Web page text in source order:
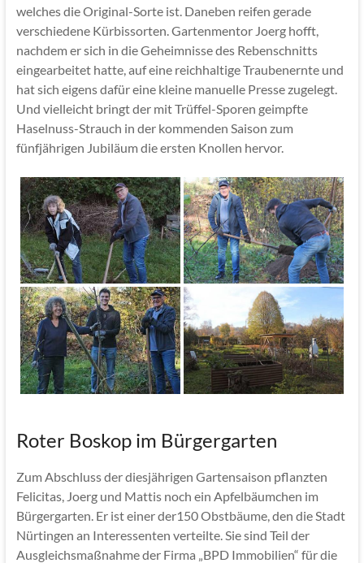
welches die Original-Sorte ist. Daneben reifen gerade
verschiedene Kürbissorten. Gartenmentor Joerg hofft,
nachdem er sich in die Geheimnisse des Rebenschnitts
eingearbeitet hatte, auf eine reichhaltige Traubenernte und
hat sich eigens dafür eine kleine manuelle Presse zugelegt.
Und vielleicht bringt der mit Trüffel-Sporen geimpfte
Haselnuss-Strauch in der kommenden Saison zum
fünfjährigen Jubiläum die ersten Knollen hervor.
Roter Boskop im Bürgergarten
Zum Abschluss der diesjährigen Gartensaison pflanzten
Felicitas, Joerg und Mattis noch ein Apfelbäumchen im
Bürgergarten. Er ist einer der150 Obstbäume, den die Stadt
Nürtingen an Interessenten verteilte. Sie sind Teil der
Ausgleichsmaßnahme der Firma „BPD Immobilien“ für die